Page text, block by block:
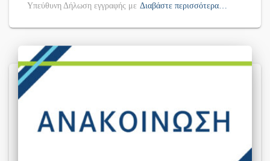
Υπεύθυνη Δήλωση εγγραφής με Διαβάστε περισσότερα…